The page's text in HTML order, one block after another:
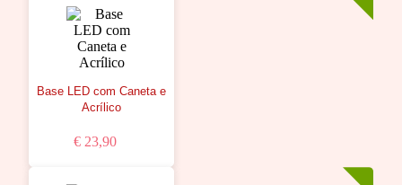
Base LED com Caneta e
Acrílico
€ 23,90